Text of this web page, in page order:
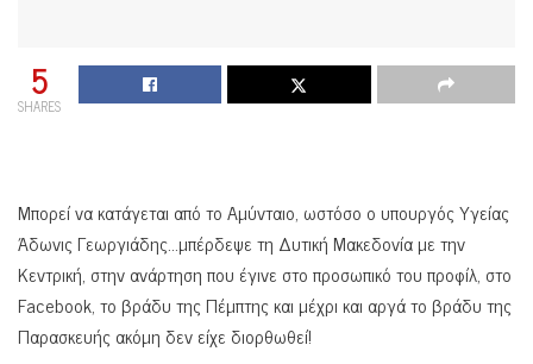
5
SHARES
Μπορεί να κατάγεται από το Αμύνταιο, ωστόσο ο υπουργός Υγείας
Άδωνις Γεωργιάδης…μπέρδεψε τη Δυτική Μακεδονία με την
Κεντρική, στην ανάρτηση που έγινε στο προσωπικό του προφίλ, στο
Facebook, το βράδυ της Πέμπτης και μέχρι και αργά το βράδυ της
Παρασκευής ακόμη δεν είχε διορθωθεί!